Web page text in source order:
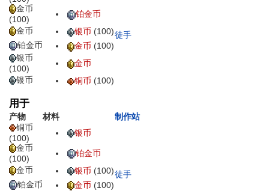
徒手
金币
(100)
铂金币
金币
银币 (100)
铂金币
金币 (100)
银币
(100)
金币
银币
铜币 (100)
用于
产物 材料
制作站
铜币
(100)
银币
徒手
金币
(100)
铂金币
金币
银币 (100)
铂金币
金币 (100)